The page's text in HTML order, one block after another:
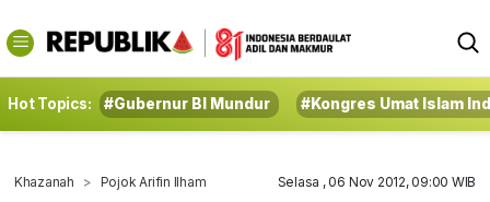
Hot Topics: #Gubernur BI Mundur #Kongres Umat Islam
Khazanah Pojok Arifin Ilham Selasa , 06 Nov 2012, 09:00 WIB